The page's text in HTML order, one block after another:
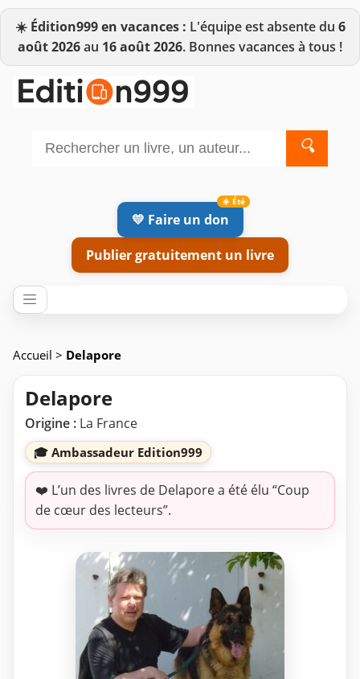
☀️ Édition999 en vacances : L'équipe est absente du 6
août 2026au 16 août 2026. Bonnes vacances à tous !
🔍
💛 Faire un don
Publier gratuitement un livre
Accueil > Delapore
Delapore
Origine : La France
🎓 Ambassadeur Edition999
❤️ L’un des livres de Delapore a été élu “Coup
de cœur des lecteurs”.